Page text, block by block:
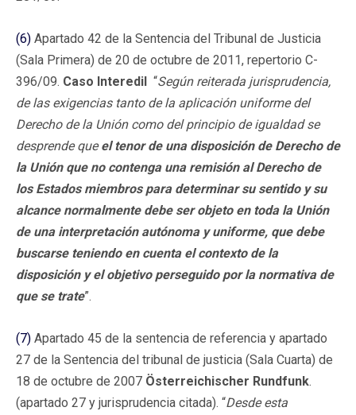
(6) Apartado 42 de la Sentencia del Tribunal de Justicia
(Sala Primera) de 20 de octubre de 2011, repertorio C-
396/09. Caso Interedil “Según reiterada jurisprudencia,
de las exigencias tanto de la aplicación uniforme del
Derecho de la Unión como del principio de igualdad se
desprende queel tenor de una disposición de Derecho de
la Unión que no contenga una remisión al Derecho de
los Estados miembros para determinar su sentido y su
alcance normalmente debe ser objeto en toda la Unión
de una interpretación autónoma y uniforme, que debe
buscarse teniendo en cuenta el contexto de la
disposición y el objetivo perseguido por la normativa de
que se trate”.
(7) Apartado 45 de la sentencia de referencia y apartado
27 de la Sentencia del tribunal de justicia (Sala Cuarta) de
18 de octubre de 2007 Österreichischer Rundfunk.
(apartado 27 y jurisprudencia citada). “Desde esta